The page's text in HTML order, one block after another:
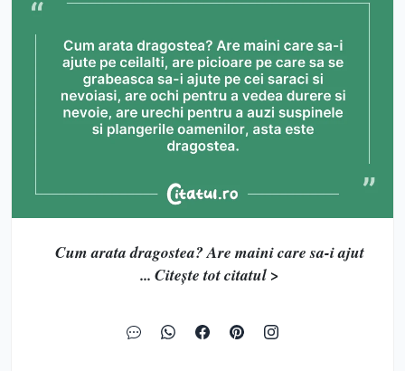
Cum arata dragostea? Are maini care sa-i ajut
... Citește tot citatul >